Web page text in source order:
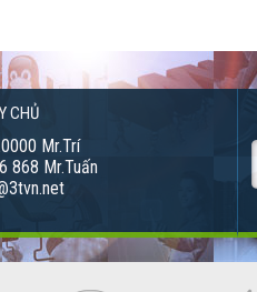
CHỦ
Mr.Trí
868 Mr.Tuấn